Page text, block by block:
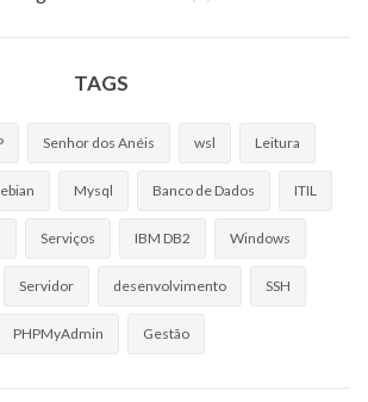
TAGS
Senhor dos Anéis wsl Leitura
Mysql Banco de Dados ITIL
Serviços IBM DB2 Windows
Servidor desenvolvimento SSH
PHPMyAdmin Gestão